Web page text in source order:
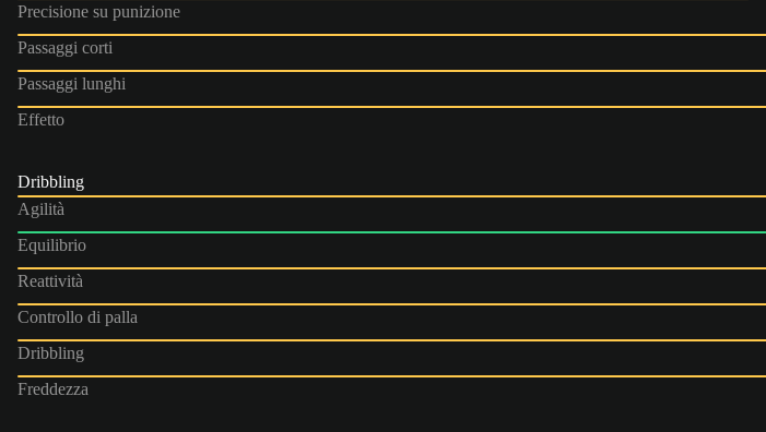
Precisione su punizione
Passaggi corti
Passaggi lunghi
Effetto
Dribbling
Agilità
Equilibrio
Reattività
Controllo di palla
Dribbling
Freddezza